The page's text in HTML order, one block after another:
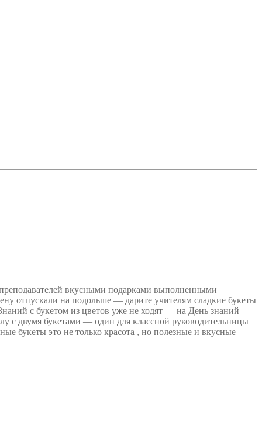
вкусными подарками выполненными
отпускали на подольше — дарите учителям сладкие букеты
с букетом из цветов уже не ходят — на День знаний
с двумя букетами — один для классной руководительницы
букеты это не только красота , но полезные и вкусные